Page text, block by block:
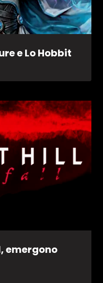
e Lo Hobbit
emergono